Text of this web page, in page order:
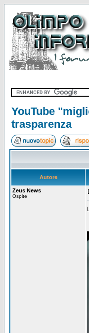
YouTube
trasparenza
Autore
Zeus News
Ospite